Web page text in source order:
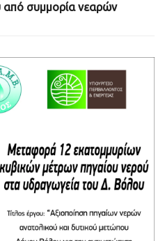
από συμμορία νεαρών